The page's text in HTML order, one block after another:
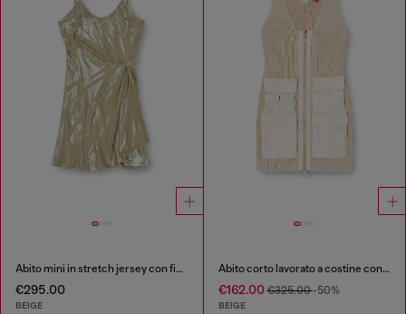
Abito mini in stretch jersey con finitura metallizzata
€295.00
BEIGE
Abito corto lavorato a costine con tasche cargo
€162.00€325.00-50%
BEIGE